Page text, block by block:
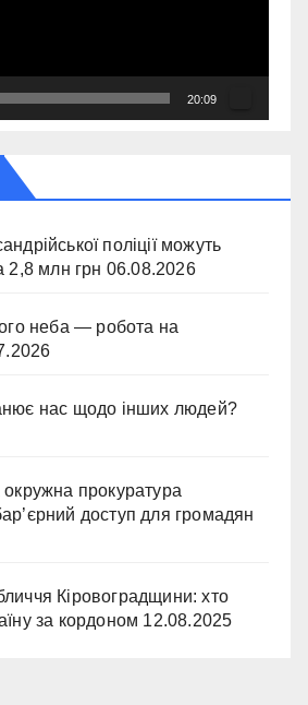
20:09
поліції можуть
2,8 млн грн 06.08.2026
неба — робота на
нас щодо інших людей?
прокуратура
доступ для громадян
Кіровоградщини: хто
за кордоном 12.08.2025